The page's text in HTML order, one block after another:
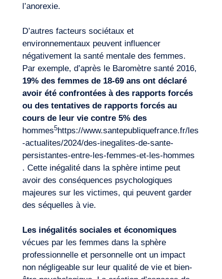
l’anorexie.
D’autres facteurs sociétaux et
environnementaux peuvent influencer
négativement la santé mentale des femmes.
Par exemple, d’après le Baromètre santé 2016,
19% des femmes de 18-69 ans ont déclaré
avoir été confrontées à des rapports forcés
ou des tentatives de rapports forcés au
cours de leur vie contre 5% des
hommes5https://www.santepubliquefrance.fr/les
-actualites/2024/des-inegalites-de-sante-
persistantes-entre-les-femmes-et-les-hommes
. Cette inégalité dans la sphère intime peut
avoir des conséquences psychologiques
majeures sur les victimes, qui peuvent garder
des séquelles à vie.
Les inégalités sociales et économiques
vécues par les femmes dans la sphère
professionnelle et personnelle ont un impact
non négligeable sur leur qualité de vie et bien-